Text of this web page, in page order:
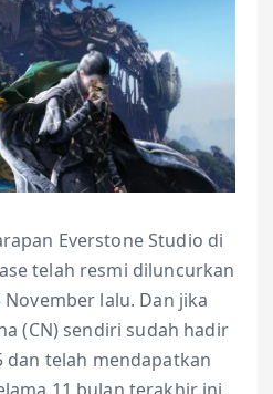
Everstone Studio di
telah resmi diluncurkan
lalu. Dan jika
(CN) sendiri sudah hadir
dan telah mendapatkan